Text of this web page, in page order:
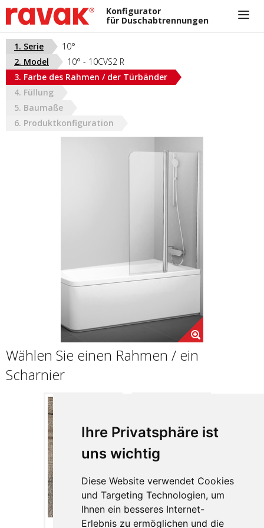
Ihre Privatsphäre ist
uns wichtig
Diese Website verwendet Cookies
und Targeting Technologien, um
Ihnen ein besseres Internet-
Erlebnis zu ermöglichen und die
Konfigurator
für Duschabtrennungen
nikola.cizkova@ravak.com
AUSTRIA
1. Serie
10°
2. Model
10° - 10CVS2 R
3. Farbe des Rahmen / der Türbänder
4. Füllung
5. Baumaße
6. Produktkonfiguration
Wählen Sie einen Rahmen / ein
Scharnier